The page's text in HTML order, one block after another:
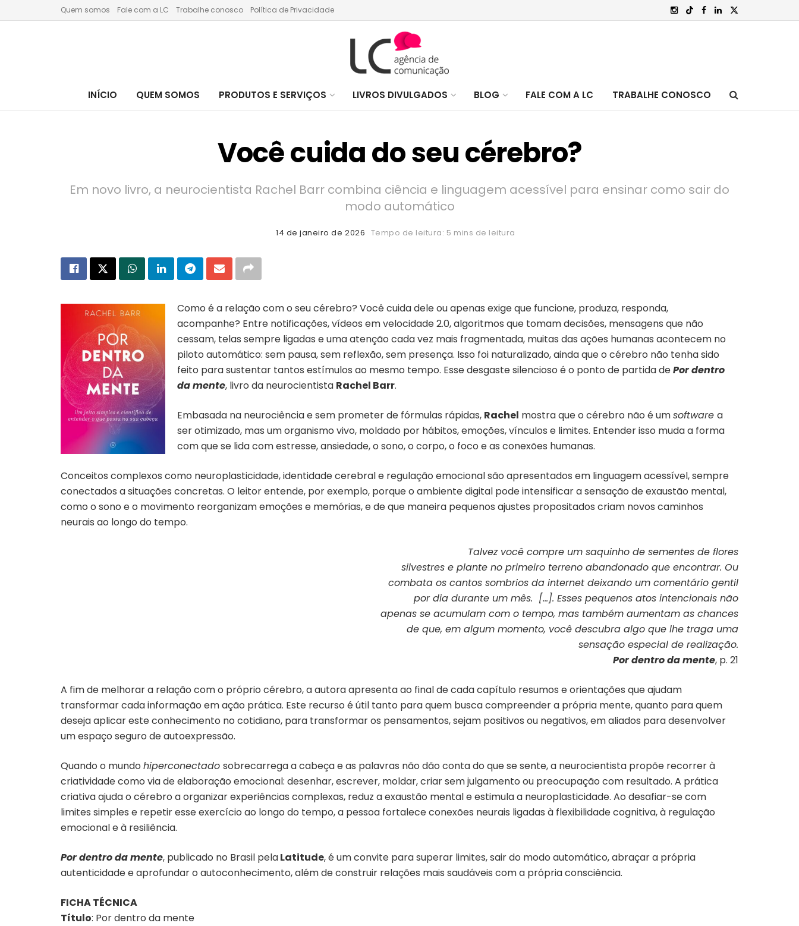
Quem somos Fale com a LC Trabalhe conosco Política de Privacidade
INÍCIO QUEM SOMOS PRODUTOS E SERVIÇOS LIVROS DIVULGADOS BLOG FALE COM A LC TRABALHE CONOSCO
Você cuida do seu cérebro?
Em novo livro, a neurocientista Rachel Barr combina ciência e linguagem acessível para ensinar como sair do
modo automático
14 de janeiro de 2026 Tempo de leitura: 5 mins de leitura
Como é a relação com o seu cérebro? Você cuida dele ou apenas exige que funcione, produza, responda,
acompanhe? Entre notificações, vídeos em velocidade 2.0, algoritmos que tomam decisões, mensagens que não
cessam, telas sempre ligadas e uma atenção cada vez mais fragmentada, muitas das ações humanas acontecem no
piloto automático: sem pausa, sem reflexão, sem presença. Isso foi naturalizado, ainda que o cérebro não tenha sido
feito para sustentar tantos estímulos ao mesmo tempo. Esse desgaste silencioso é o ponto de partida dePor dentro
da mente, livro da neurocientista Rachel Barr.
Embasada na neurociência e sem prometer de fórmulas rápidas, Rachel mostra que o cérebro não é umsoftware a
ser otimizado, mas um organismo vivo, moldado por hábitos, emoções, vínculos e limites. Entender isso muda a forma
com que se lida com estresse, ansiedade, o sono, o corpo, o foco e as conexões humanas.
Conceitos complexos como neuroplasticidade, identidade cerebral e regulação emocional são apresentados em linguagem acessível, sempre
conectados a situações concretas. O leitor entende, por exemplo, porque o ambiente digital pode intensificar a sensação de exaustão mental,
como o sono e o movimento reorganizam emoções e memórias, e de que maneira pequenos ajustes propositados criam novos caminhos
neurais ao longo do tempo.
Talvez você compre um saquinho de sementes de flores
silvestres e plante no primeiro terreno abandonado que encontrar. Ou
combata os cantos sombrios da internet deixando um comentário gentil
por dia durante um mês. […]. Esses pequenos atos intencionais não
apenas se acumulam com o tempo, mas também aumentam as chances
de que, em algum momento, você descubra algo que lhe traga uma
sensação especial de realização.
Por dentro da mente, p. 21
A fim de melhorar a relação com o próprio cérebro, a autora apresenta ao final de cada capítulo resumos e orientações que ajudam
transformar cada informação em ação prática. Este recurso é útil tanto para quem busca compreender a própria mente, quanto para quem
deseja aplicar este conhecimento no cotidiano, para transformar os pensamentos, sejam positivos ou negativos, em aliados para desenvolver
um espaço seguro de autoexpressão.
Quando o mundo hiperconectado sobrecarrega a cabeça e as palavras não dão conta do que se sente, a neurocientista propõe recorrer à
criatividade como via de elaboração emocional: desenhar, escrever, moldar, criar sem julgamento ou preocupação com resultado. A prática
criativa ajuda o cérebro a organizar experiências complexas, reduz a exaustão mental e estimula a neuroplasticidade. Ao desafiar-se com
limites simples e repetir esse exercício ao longo do tempo, a pessoa fortalece conexões neurais ligadas à flexibilidade cognitiva, à regulação
emocional e à resiliência.
Por dentro da mente, publicado no Brasil pelaLatitude,é um convite para superar limites, sair do modo automático, abraçar a própria
autenticidade e aprofundar o autoconhecimento, além de construir relações mais saudáveis com a própria consciência.
FICHA TÉCNICA
Título: Por dentro da mente